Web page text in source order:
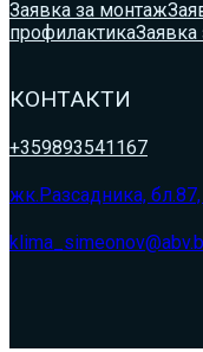
Заявка за монтаж
профилактикаЗаявка
КОНТАКТИ
+359893541167
жк.Разсадника,